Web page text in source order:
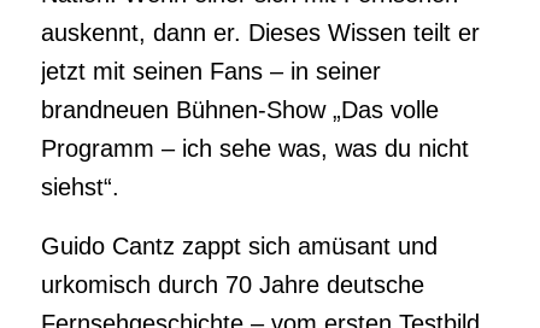
auskennt, dann er. Dieses Wissen teilt er
jetzt mit seinen Fans – in seiner
brandneuen Bühnen-Show „Das volle
Programm – ich sehe was, was du nicht
siehst“.
Guido Cantz zappt sich amüsant und
urkomisch durch 70 Jahre deutsche